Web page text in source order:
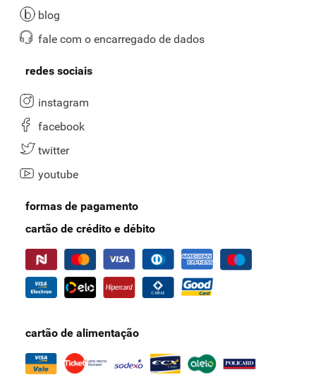
blog
fale com o encarregado de dados
redes sociais
instagram
facebook
twitter
youtube
formas de pagamento
cartão de crédito e débito
cartão de alimentação